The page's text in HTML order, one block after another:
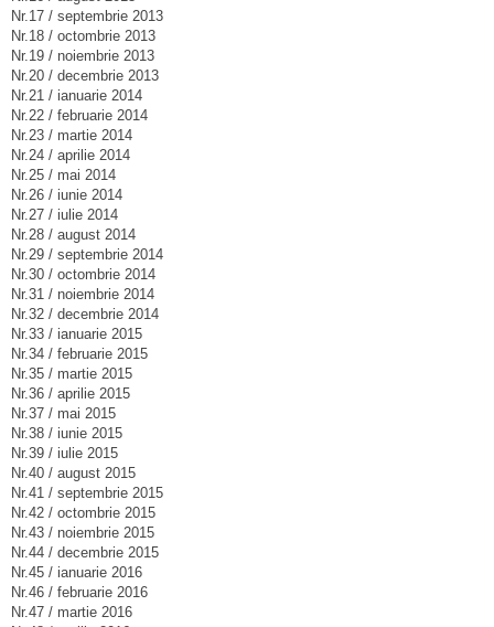
Nr.17 / septembrie 2013
Nr.18 / octombrie 2013
Nr.19 / noiembrie 2013
Nr.20 / decembrie 2013
Nr.21 / ianuarie 2014
Nr.22 / februarie 2014
Nr.23 / martie 2014
Nr.24 / aprilie 2014
Nr.25 / mai 2014
Nr.26 / iunie 2014
Nr.27 / iulie 2014
Nr.28 / august 2014
Nr.29 / septembrie 2014
Nr.30 / octombrie 2014
Nr.31 / noiembrie 2014
Nr.32 / decembrie 2014
Nr.33 / ianuarie 2015
Nr.34 / februarie 2015
Nr.35 / martie 2015
Nr.36 / aprilie 2015
Nr.37 / mai 2015
Nr.38 / iunie 2015
Nr.39 / iulie 2015
Nr.40 / august 2015
Nr.41 / septembrie 2015
Nr.42 / octombrie 2015
Nr.43 / noiembrie 2015
Nr.44 / decembrie 2015
Nr.45 / ianuarie 2016
Nr.46 / februarie 2016
Nr.47 / martie 2016